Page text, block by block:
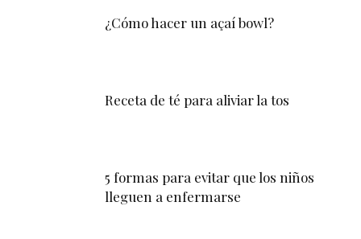
¿Cómo hacer un açaí bowl?
Receta de té para aliviar la tos
5 formas para evitar que los niños
lleguen a enfermarse